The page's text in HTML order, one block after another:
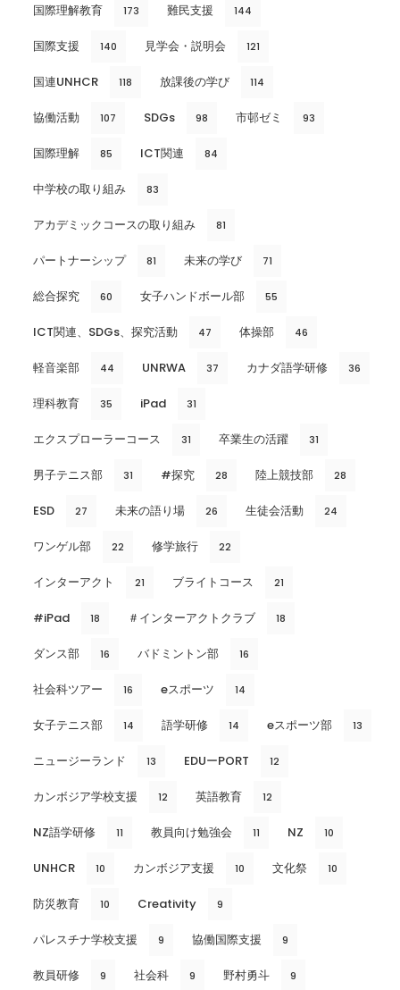
国際理解教育 173 難民支援 144
国際支援 140 見学会・説明会 121
国連UNHCR 118 放課後の学び 114
協働活動 107 SDGs 98 市邨ゼミ 93
国際理解 85 ICT関連 84
中学校の取り組み 83
アカデミックコースの取り組み 81
パートナーシップ 81 未来の学び 71
総合探究 60 女子ハンドボール部 55
ICT関連、SDGs、探究活動 47 体操部 46
軽音楽部 44 UNRWA 37 カナダ語学研修 36
理科教育 35 iPad 31
エクスプローラーコース 31 卒業生の活躍 31
男子テニス部 31 #探究 28 陸上競技部 28
ESD 27 未来の語り場 26 生徒会活動 24
ワンゲル部 22 修学旅行 22
インターアクト 21 ブライトコース 21
#iPad 18 ＃インターアクトクラブ 18
ダンス部 16 バドミントン部 16
社会科ツアー 16 eスポーツ 14
女子テニス部 14 語学研修 14 eスポーツ部 13
ニュージーランド 13 EDUーPORT 12
カンボジア学校支援 12 英語教育 12
NZ語学研修 11 教員向け勉強会 11 NZ 10
UNHCR 10 カンボジア支援 10 文化祭 10
防災教育 10 Creativity 9
パレスチナ学校支援 9 協働国際支援 9
教員研修 9 社会科 9 野村勇斗 9